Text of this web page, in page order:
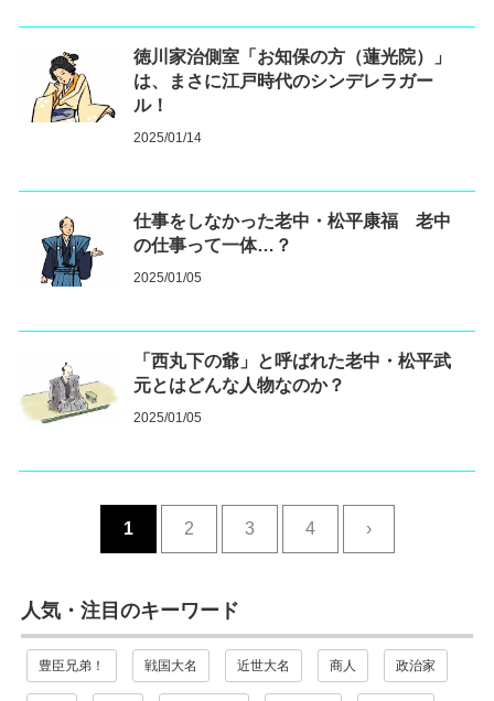
徳川家治側室「お知保の方（蓮光院）」
は、まさに江戸時代のシンデレラガー
ル！
2025/01/14
仕事をしなかった老中・松平康福 老中
の仕事って一体…？
2025/01/05
「西丸下の爺」と呼ばれた老中・松平武
元とはどんな人物なのか？
2025/01/05
1 2 3 4 ›
人気・注目のキーワード
豊臣兄弟！ 戦国大名 近世大名 商人 政治家